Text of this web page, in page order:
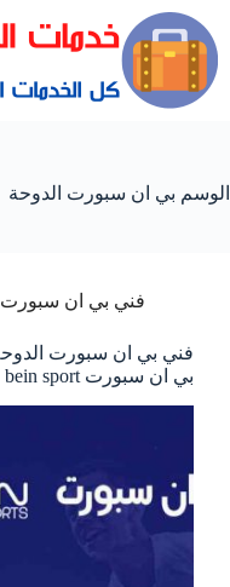
الوسم بي ان سبورت الدوحة
فني بي ان سبورت
بي ان سبورت bein sport